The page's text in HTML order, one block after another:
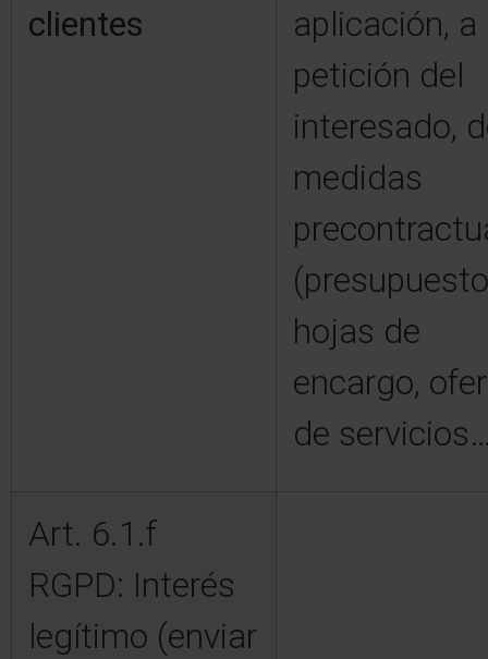
clientes
aplicación, a
petición del
interesado,
medidas
hojas de
encargo,
de
Art. 6.1.f
RGPD: Interés
legítimo (enviar